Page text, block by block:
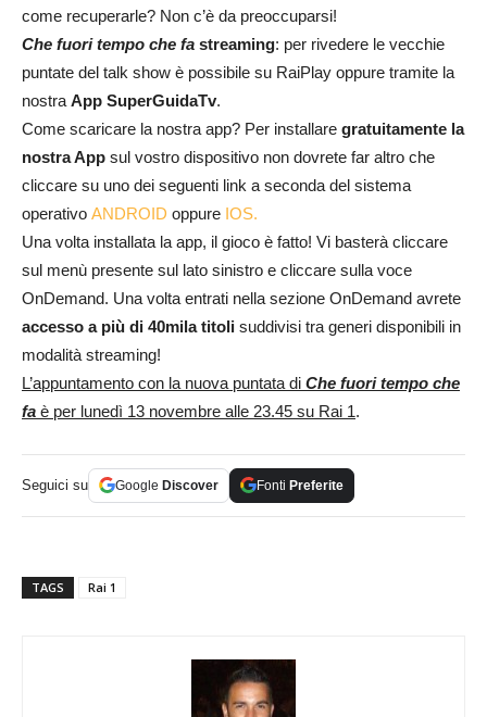
come recuperarle? Non c’è da preoccuparsi!
Che fuori tempo che fa streaming: per rivedere le vecchie
puntate del talk show è possibile su RaiPlay oppure tramite la
nostra App SuperGuidaTv.
Come scaricare la nostra app? Per installare gratuitamente la
nostra App sul vostro dispositivo non dovrete far altro che
cliccare su uno dei seguenti link a seconda del sistema
operativo ANDROID oppure IOS.
Una volta installata la app, il gioco è fatto! Vi basterà cliccare
sul menù presente sul lato sinistro e cliccare sulla voce
OnDemand. Una volta entrati nella sezione OnDemand avrete
accesso a più di 40mila titoli suddivisi tra generi disponibili in
modalità streaming!
L’appuntamento con la nuova puntata di Che fuori tempo che
fa è per lunedì 13 novembre alle 23.45 su Rai 1.
Seguici su Google Discover Fonti Preferite
TAGS Rai 1